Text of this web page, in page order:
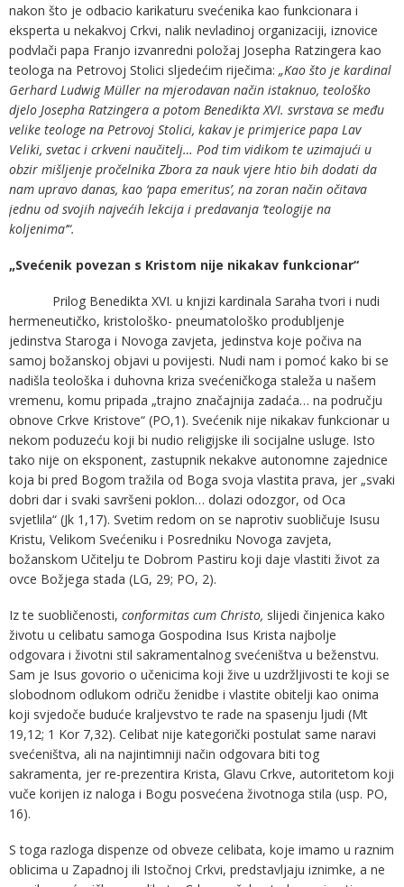
nakon što je odbacio karikaturu svećenika kao funkcionara i
eksperta u nekakvoj Crkvi, nalik nevladinoj organizaciji, iznovice
podvlači papa Franjo izvanredni položaj Josepha Ratzingera kao
teologa na Petrovoj Stolici sljedećim riječima: „Kao što je kardinal
Gerhard Ludwig Müller na mjerodavan način istaknuo, teološko
djelo Josepha Ratzingera a potom Benedikta XVI. svrstava se među
velike teologe na Petrovoj Stolici, kakav je primjerice papa Lav
Veliki, svetac i crkveni naučitelj… Pod tim vidikom te uzimajući u
obzir mišljenje pročelnika Zbora za nauk vjere htio bih dodati da
nam upravo danas, kao ‘papa emeritus’, na zoran način očitava
jednu od svojih najvećih lekcija i predavanja ‘teologije na
koljenima’“.
„Svećenik povezan s Kristom nije nikakav funkcionar“
Prilog Benedikta XVI. u knjizi kardinala Saraha tvori i nudi
hermeneutičko, kristološko- pneumatološko produbljenje
jedinstva Staroga i Novoga zavjeta, jedinstva koje počiva na
samoj božanskoj objavi u povijesti. Nudi nam i pomoć kako bi se
nadišla teološka i duhovna kriza svećeničkoga staleža u našem
vremenu, komu pripada „trajno značajnija zadaća… na području
obnove Crkve Kristove“ (PO,1). Svećenik nije nikakav funkcionar u
nekom poduzeću koji bi nudio religijske ili socijalne usluge. Isto
tako nije on eksponent, zastupnik nekakve autonomne zajednice
koja bi pred Bogom tražila od Boga svoja vlastita prava, jer „svaki
dobri dar i svaki savršeni poklon… dolazi odozgor, od Oca
svjetlila“ (Jk 1,17). Svetim redom on se naprotiv suobličuje Isusu
Kristu, Velikom Svećeniku i Posredniku Novoga zavjeta,
božanskom Učitelju te Dobrom Pastiru koji daje vlastiti život za
ovce Božjega stada (LG, 29; PO, 2).
Iz te suobličenosti, conformitas cum Christo, slijedi činjenica kako
životu u celibatu samoga Gospodina Isus Krista najbolje
odgovara i životni stil sakramentalnog svećeništva u beženstvu.
Sam je Isus govorio o učenicima koji žive u uzdržljivosti te koji se
slobodnom odlukom odriču ženidbe i vlastite obitelji kao onima
koji svjedoče buduće kraljevstvo te rade na spasenju ljudi (Mt
19,12; 1 Kor 7,32). Celibat nije kategorički postulat same naravi
svećeništva, ali na najintimniji način odgovara biti tog
sakramenta, jer re-prezentira Krista, Glavu Crkve, autoritetom koji
vuče korijen iz naloga i Bogu posvećena životnoga stila (usp. PO,
16).
S toga razloga dispenze od obveze celibata, koje imamo u raznim
oblicima u Zapadnoj ili Istočnoj Crkvi, predstavljaju iznimke, a ne